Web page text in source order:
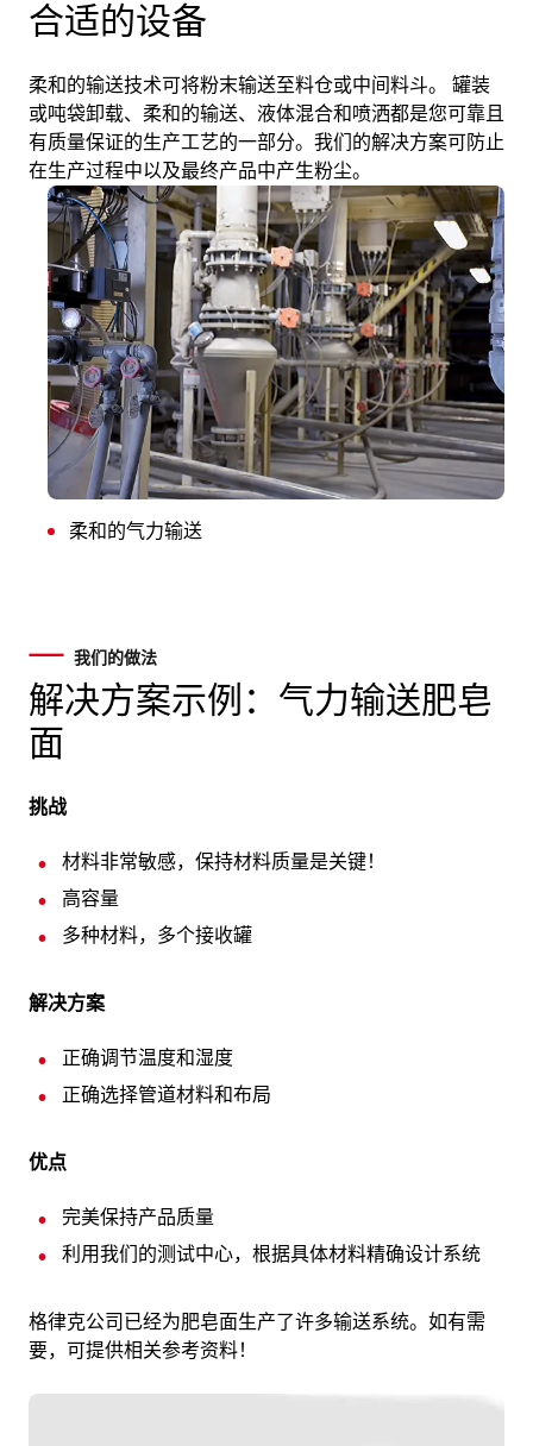
合适的设备
柔和的输送技术可将粉末输送至料仓或中间料斗。 罐装
或吨袋卸载、柔和的输送、液体混合和喷洒都是您可靠且
有质量保证的生产工艺的一部分。我们的解决方案可防止
在生产过程中以及最终产品中产生粉尘。
柔和的气力输送
我们的做法
解决方案示例：气力输送肥皂
面
挑战
材料非常敏感，保持材料质量是关键！
高容量
多种材料，多个接收罐
解决方案
正确调节温度和湿度
正确选择管道材料和布局
优点
完美保持产品质量
利用我们的测试中心，根据具体材料精确设计系统
格律克公司已经为肥皂面生产了许多输送系统。如有需
要，可提供相关参考资料！